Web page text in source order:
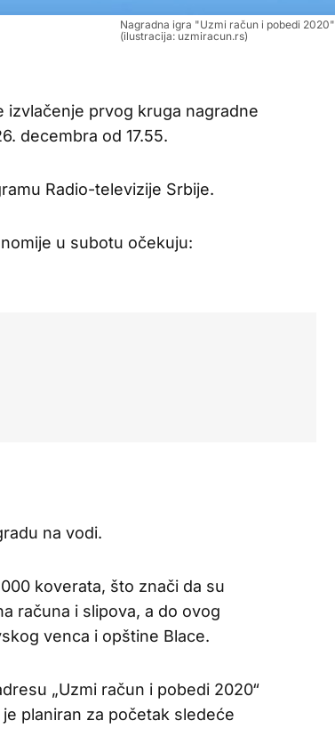
Nagradna igra "Uzmi račun i pobedi 2020"
(ilustracija: uzmiracun.rs)
izvlačenje prvog kruga nagradne
decembra od 17.55.
Radio-televizije Srbije.
u subotu očekuju:
na vodi.
koverata, što znači da su
računa i slipova, a do ovog
venca i opštine Blace.
„Uzmi račun i pobedi 2020“
planiran za početak sledeće